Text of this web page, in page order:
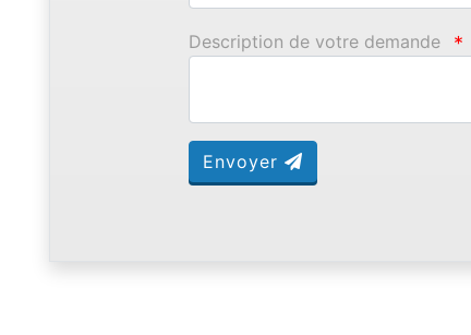
Description de votre demande *
Envoyer